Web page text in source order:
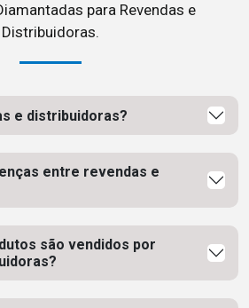
para Revendas e
Distribuidoras.
e distribuidoras?
entre revendas e
são vendidos por